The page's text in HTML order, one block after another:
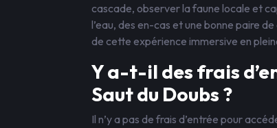
cascade, observer la faune locale et
l’eau, des en-cas et une bonne paire
de cette expérience immersive en
Y a-t-il des frais
Saut du Doubs ?
Il n’y a pas de frais d’entrée pour